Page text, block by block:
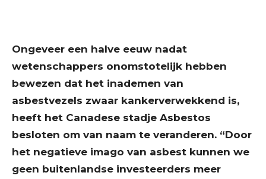
Ongeveer een halve eeuw nadat
wetenschappers onomstotelijk hebben
bewezen dat het inademen van
asbestvezels zwaar kankerverwekkend is,
heeft het Canadese stadje Asbestos
besloten om van naam te veranderen. “Door
het negatieve imago van asbest kunnen we
geen buitenlandse investeerders meer